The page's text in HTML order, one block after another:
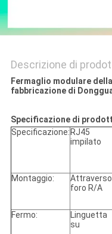
Descrizione di
Fermaglio modulare
fabbricazione di
Specificazione di
Specificazione: RJ45
impilato
Montaggio:
foro R/A
Fermo:
Linguetta
su